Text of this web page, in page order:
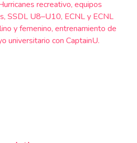
recreativo, equipos
SSDL U8–U10, ECNL y ECNL
y femenino, entrenamiento de
universitario con CaptainU.